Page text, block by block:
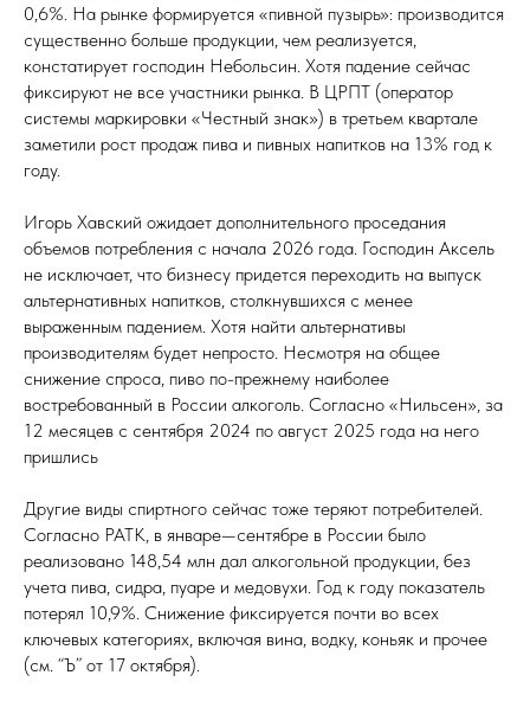
0,6%. На рынке формируется «пивной пузырь»: производится
существенно больше продукции, чем реализуется,
констатирует господин Небольсин. Хотя падение сейчас
фиксируют не все участники рынка. В ЦРПТ (оператор
системы маркировки «Честный знак») в третьем квартале
заметили рост продаж пива и пивных напитков на 13% год к
году.
Игорь Хавский ожидает дополнительного проседания
объемов потребления с начала 2026 года. Господин Аксель
не исключает, что бизнесу придется переходить на выпуск
альтернативных напитков, столкнувшихся с менее
выраженным падением. Хотя найти альтернативы
производителям будет непросто. Несмотря на общее
снижение спроса, пиво по-прежнему наиболее
востребованный в России алкоголь. Согласно «Нильсен», за
12 месяцев с сентября 2024 по август 2025 года на него
пришлись
Другие виды спиртного сейчас тоже теряют потребителей.
Согласно РАТК, в январе—сентябре в России было
реализовано 148,54 млн дал алкогольной продукции, без
учета пива, сидра, пуаре и медовухи. Год к году показатель
потерял 10,9%. Снижение фиксируется почти во всех
ключевых категориях, включая вина, водку, коньяк и прочее
(см. “Ъ” от 17 октября).